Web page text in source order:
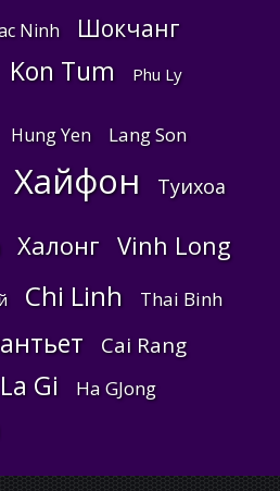
Ninh Шокчанг
Kon Tum Phu Ly
Hung Yen Lang Son
Хайфон Туихоа
Халонг Vinh Long
Chi Linh Thai Binh
Cai Rang
La Gi Ha GJong